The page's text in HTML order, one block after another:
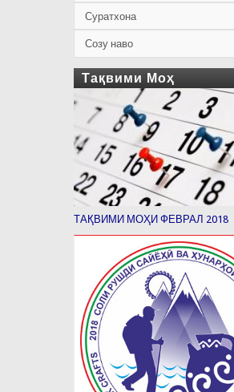
Суратхона
Созу наво
Тақвими Моҳ
ТАҚВИМИ МОҲИ ФЕВРАЛ 2018